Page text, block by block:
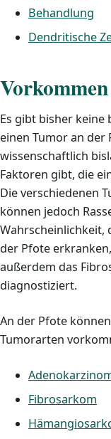
Behandlung
Dendritische
Vorkommen
Es gibt bisher
einen Tumor an der
wissenschaftlich
Faktoren gibt, die
Die verschiedenen
können jedoch
Wahrscheinlichkeit,
der Pfote
außerdem das
diagnostiziert.
An der Pfote
Tumorarten
Fibrosarkom